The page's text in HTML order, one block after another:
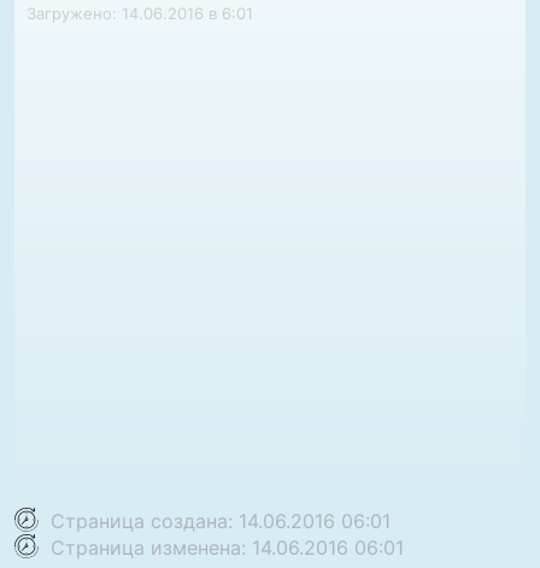
Загружено: 14.06.2016 в 6:01
Страница создана: 14.06.2016 06:01
Страница изменена: 14.06.2016 06:01